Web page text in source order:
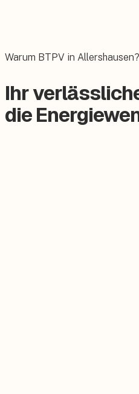
Warum BTPV in Allershausen?
Ihr
die